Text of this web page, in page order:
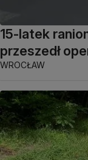
15-latek
przeszedł
WROCŁAW